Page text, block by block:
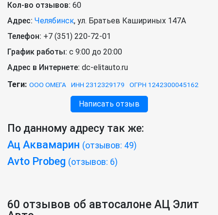
Кол-во отзывов: 60
Адрес: Челябинск, ул. Братьев Кашириных 147А
Телефон: +7 (351) 220-72-01
График работы: с 9:00 до 20:00
Адрес в Интернете: dc-elitauto.ru
Теги: ООО ОМЕГА ИНН 2312329179 ОГРН 1242300045162
Написать отзыв
По данному адресу так же:
Ац Аквамарин (отзывов: 49)
Avto Probeg (отзывов: 6)
60 отзывов об автосалоне АЦ Элит